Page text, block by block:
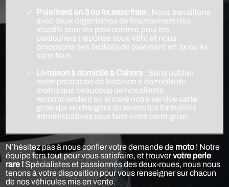
Paiement en 3 ou 4x sans frais : Nous travaillons
avec deux organismes de financement très
réactifs pour les pros comme pour les
particuliers (réponse sous 48h) et nous
proposons des facilités de paiement en 3x ou 4x
sans frais.
Livraison à domicile à Cahors : Sans oublier
notre prestation de livraison à domicile de
motos que beaucoup de nos clients
recommandent ou encore notre service carte
grise qui se chargera de toutes les formalités
administratives pour faire votre carte grise.
N’hésitez pas à nous confier votre demande de moto! Notre
équipe fera tout pour vous satisfaire, et trouvervotre perle
rare ! Spécialistes et passionnés des deux-roues, nous nous
tenons à votre disposition pour vous renseigner sur chacun
de nos véhicules mis en vente.